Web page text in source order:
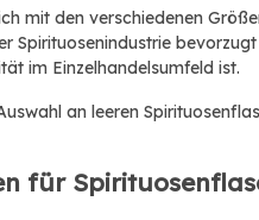
mit den verschiedenen
Spirituosenindustrie
im Einzelhandelsumfeld ist.
an leeren
für